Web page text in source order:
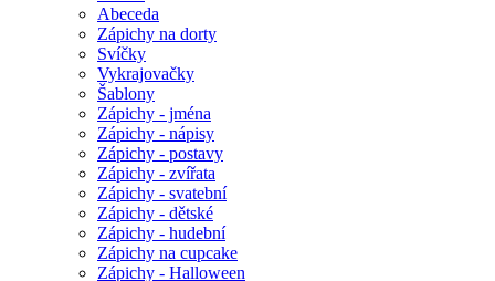
Abeceda
Zápichy na dorty
Svíčky
Vykrajovačky
Šablony
Zápichy - jména
Zápichy - nápisy
Zápichy - postavy
Zápichy - zvířata
Zápichy - svatební
Zápichy - dětské
Zápichy - hudební
Zápichy na cupcake
Zápichy - Halloween